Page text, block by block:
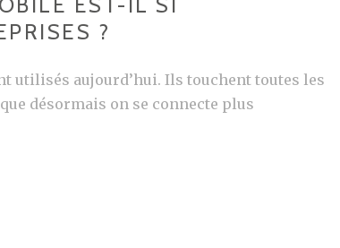
?
utilisés aujourd’hui. Ils touchent toutes les
désormais on se connecte plus